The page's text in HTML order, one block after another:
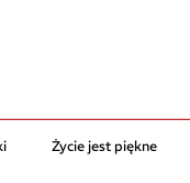
Życie jest piękne